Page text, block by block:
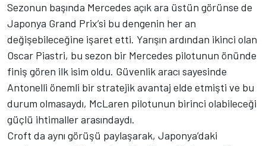
Sezonun başında Mercedes açık ara üstün görünse de
Japonya Grand Prix’si bu dengenin her an
değişebileceğine işaret etti. Yarışın ardından ikinci olan
Oscar Piastri, bu sezon bir Mercedes pilotunun önünde
finiş gören ilk isim oldu. Güvenlik aracı sayesinde
Antonelli önemli bir stratejik avantaj elde etmişti ve bu
durum olmasaydı, McLaren pilotunun birinci olabileceği
güçlü ihtimaller arasındaydı.
Croft da aynı görüşü paylaşarak, Japonya’daki